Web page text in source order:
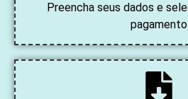
Preencha seus dados e
pagamento